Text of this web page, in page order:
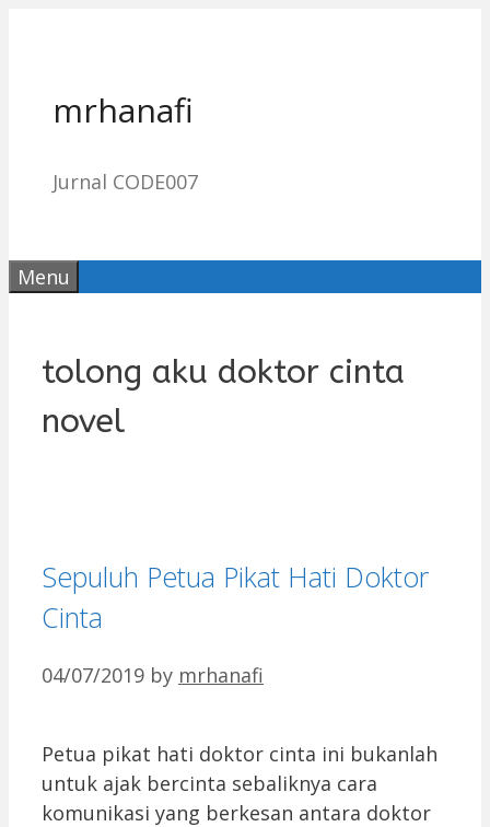
mrhanafi
Jurnal CODE007
Menu
tolong aku doktor cinta
novel
Sepuluh Petua Pikat Hati Doktor
Cinta
04/07/2019 by mrhanafi
Petua pikat hati doktor cinta ini bukanlah
untuk ajak bercinta sebaliknya cara
komunikasi yang berkesan antara doktor